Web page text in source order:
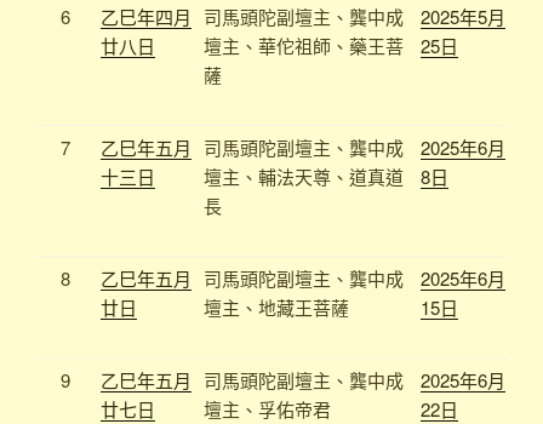
6
乙巳年四月
廿八日
司馬頭陀副壇主、龔中成
壇主、華佗祖師、藥王菩
薩
2025年5月
25日
7
乙巳年五月
十三日
司馬頭陀副壇主、龔中成
壇主、輔法天尊、道真道
長
2025年6月
8日
8
乙巳年五月
廿日
司馬頭陀副壇主、龔中成
壇主、地藏王菩薩
2025年6月
15日
9
乙巳年五月
廿七日
司馬頭陀副壇主、龔中成
壇主、 孚佑帝君
2025年6月
22日